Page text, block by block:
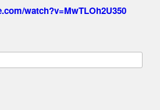
watch?v=MwTLOh2U350